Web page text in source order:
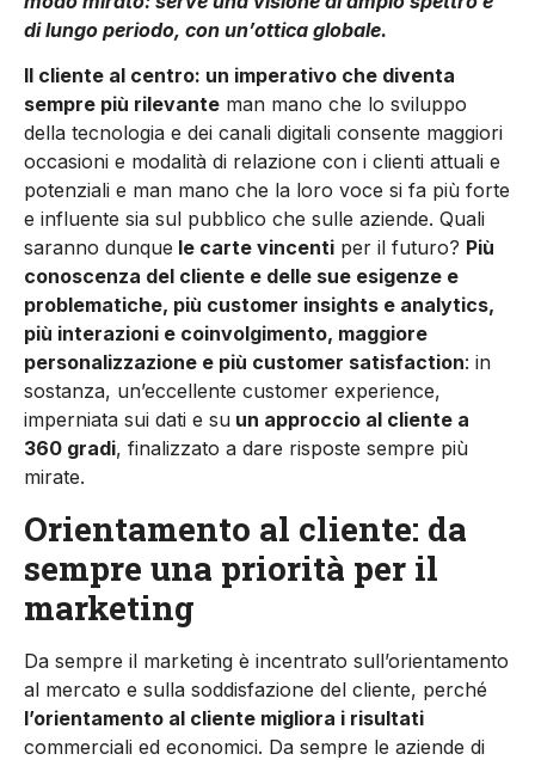
di lungo periodo, con un’ottica globale.
Il cliente al centro: un imperativo che diventa
sempre più rilevante man mano che lo sviluppo
della tecnologia e dei canali digitali consente maggiori
occasioni e modalità di relazione con i clienti attuali e
potenziali e man mano che la loro voce si fa più forte
e influente sia sul pubblico che sulle aziende. Quali
saranno dunque le carte vincenti per il futuro? Più
conoscenza del cliente e delle sue esigenze e
problematiche, più customer insights e analytics,
più interazioni e coinvolgimento, maggiore
personalizzazione e più customer satisfaction: in
sostanza, un’eccellente customer experience,
imperniata sui dati e su un approccio al cliente a
360 gradi, finalizzato a dare risposte sempre più
mirate.
Orientamento al cliente: da
sempre una priorità per il
marketing
Da sempre il marketing è incentrato sull’orientamento
al mercato e sulla soddisfazione del cliente, perché
l’orientamento al cliente migliora i risultati
commerciali ed economici. Da sempre le aziende di